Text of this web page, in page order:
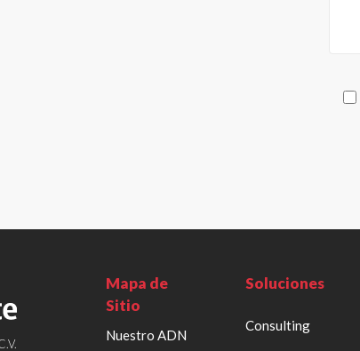
Mapa de
Sitio
Nuestro ADN
Soluciones
Consulting